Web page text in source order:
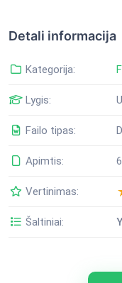
Detali informacija
Kategorija:
Lygis:
Failo tipas:
Apimtis:
Vertinimas:
Šaltiniai: